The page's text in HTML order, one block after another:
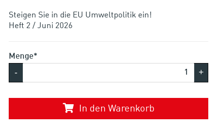
Steigen Sie in die EU Umweltpolitik ein!
Heft 2 / Juni 2026
Menge*
- +
In den Warenkorb